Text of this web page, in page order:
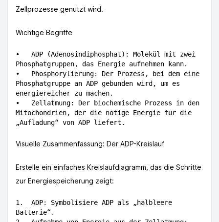
Zellprozesse genutzt wird.
Wichtige Begriffe
•	ADP (Adenosindiphosphat): Molekül mit zwei
Phosphatgruppen, das Energie aufnehmen kann.
•	Phosphorylierung: Der Prozess, bei dem eine
Phosphatgruppe an ADP gebunden wird, um es
energiereicher zu machen.
•	Zellatmung: Der biochemische Prozess in den
Mitochondrien, der die nötige Energie für die
Visuelle Zusammenfassung: Der ADP-Kreislauf
Erstelle ein einfaches Kreislaufdiagramm, das die Schritte
zur Energiespeicherung zeigt:
1.	ADP: Symbolisiere ADP als „halbleere
Batterie“.